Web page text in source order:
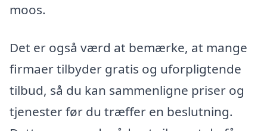
moos.
Det er også værd at bemærke, at mange
firmaer tilbyder gratis og uforpligtende
tilbud, så du kan sammenligne priser og
tjenester før du træffer en beslutning.